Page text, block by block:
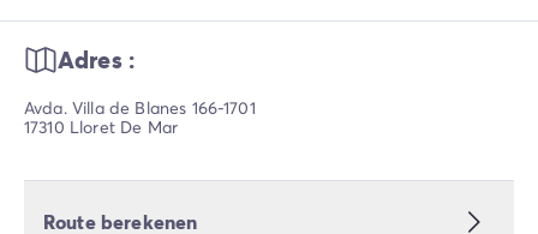
Adres :
Avda. Villa de Blanes 166-1701
17310 Lloret De Mar
Route berekenen